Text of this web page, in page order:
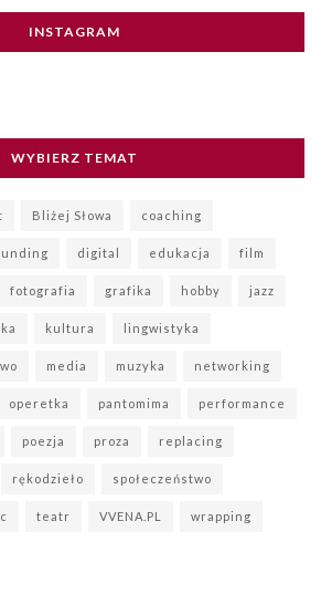
INSTAGRAM
WYBIERZ TEMAT
Bliżej Słowa coaching
digital edukacja film
fotografia grafika hobby jazz
kultura lingwistyka
media muzyka networking
operetka pantomima performance
poezja proza replacing
rękodzieło społeczeństwo
teatr VVENA.PL wrapping